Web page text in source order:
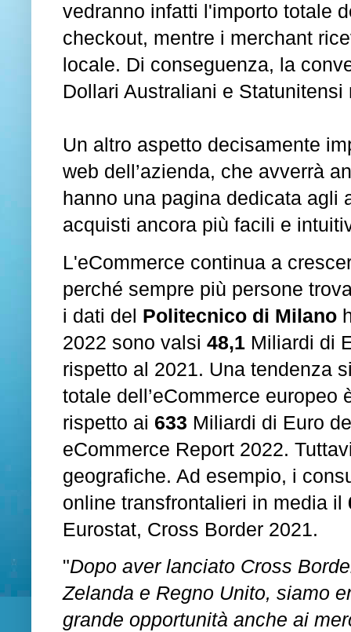
vedranno infatti l'importo totale
checkout, mentre i merchant
locale. Di conseguenza, la
Dollari Australiani e
Un altro aspetto decisamente
web dell’azienda, che avverrà
hanno una pagina dedicata agli
acquisti ancora più facili e
L'eCommerce continua a
perché sempre più persone
i dati del Politecnico di Milano
2022 sono valsi 48,1 Miliardi di
rispetto al 2021. Una tendenza
totale dell’eCommerce europeo
rispetto ai 633 Miliardi di Euro
eCommerce Report 2022.
geografiche. Ad esempio, i
online transfrontalieri in media il
Eurostat, Cross Border 2021.
"Dopo aver lanciato Cross
Zelanda e Regno Unito, siamo
grande opportunità anche ai